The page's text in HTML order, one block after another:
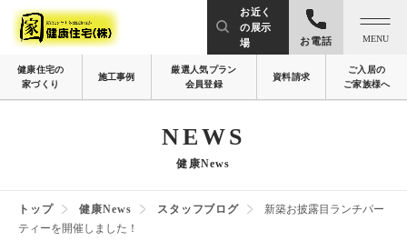
お近く
の展示
場
お電話 MENU
健康住宅の
家づくり
施工事例
厳選人気プラン
会員登録
資料請求
ご入居の
ご家族様へ
NEWS
健康News
トップ 健康News スタッフブログ
新築お披露目ランチパー
ティーを開催しました！